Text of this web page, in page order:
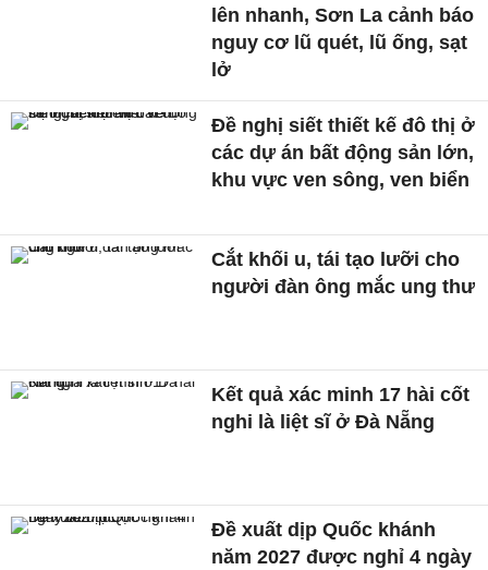
lên nhanh, Sơn La cảnh báo
nguy cơ lũ quét, lũ ống, sạt
lở
Đề nghị siết thiết kế đô thị ở
các dự án bất động sản lớn,
khu vực ven sông, ven biển
Cắt khối u, tái tạo lưỡi cho
người đàn ông mắc ung thư
Kết quả xác minh 17 hài cốt
nghi là liệt sĩ ở Đà Nẵng
Đề xuất dịp Quốc khánh
năm 2027 được nghỉ 4 ngày